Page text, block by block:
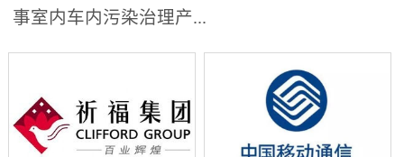
事室内车内污染治理产...